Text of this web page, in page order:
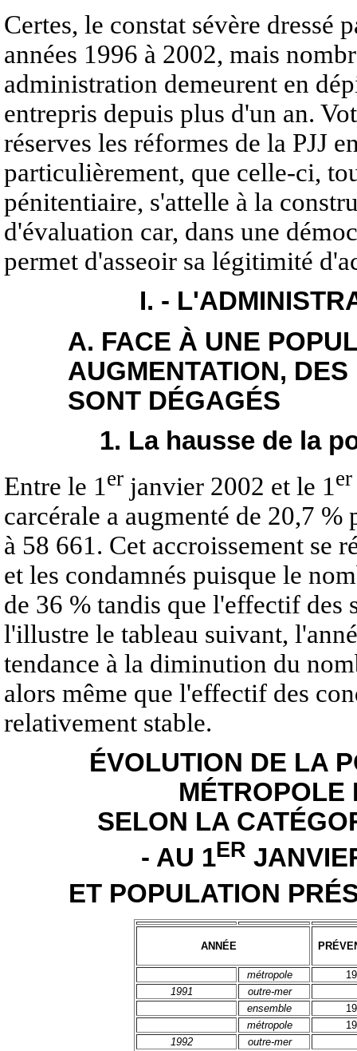
Certes, le constat sévère
années 1996 à 2002, mais
administration demeurent en
entrepris depuis plus d'un an.
réserves les réformes de la PJJ
particulièrement, que celle-ci,
pénitentiaire, s'attelle à la
d'évaluation car, dans une
permet d'asseoir sa légitimité
I. -
A. FACE À UNE
AUGMENTATION,
SONT DÉGAGÉS
1. La hausse de la
Entre le 1 er janvier 2002 et le 1 er
carcérale a augmenté de 20,7 %
à 58 661. Cet accroissement se
et les condamnés puisque le
de 36 % tandis que l'effectif des
l'illustre le tableau suivant,
tendance à la diminution du
alors même que l'effectif des
relativement stable.
ÉVOLUTION DE LA
MÉTROPOLE
SELON LA
- AU 1ER
ET POPULATION
ANNÉE
métropole
1991
outre-mer
ensemble
métropole
1992
outre-mer